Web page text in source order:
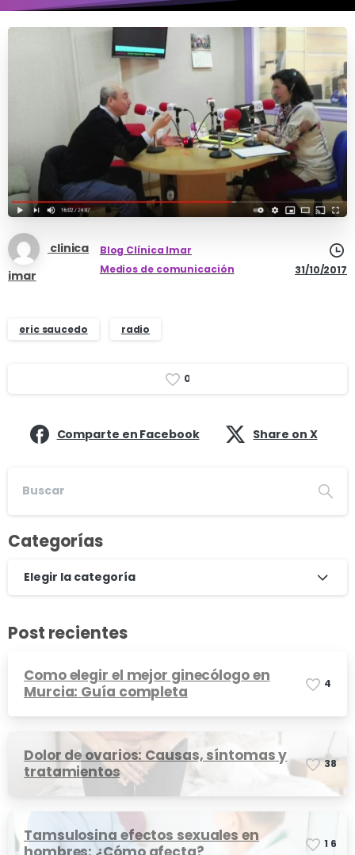
clinica
imar
Blog Clínica Imar
Medios de comunicación
31/10/2017
eric saucedo radio
0
Comparte en Facebook Share on X
Categorías
Elegir la categoría
Post recientes
Como elegir el mejor ginecólogo en
Murcia: Guía completa
4
Dolor de ovarios: Causas, síntomas y
tratamientos
38
Tamsulosina efectos sexuales en
1 6